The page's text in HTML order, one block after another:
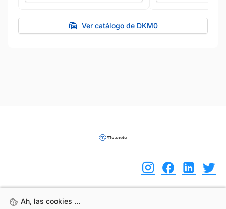
Ver catálogo de DKM0
Ah, las cookies ...
Ah, las cookies ...